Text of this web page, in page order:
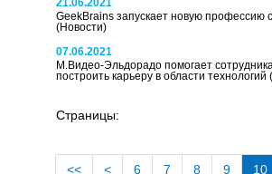
21.06.2021
GeekBrains запускает новую профессию
(Новости)
07.06.2021
М.Видео-Эльдорадо помогает
построить карьеру в области технологий
Страницы:
<< < 6 7 8 9 10